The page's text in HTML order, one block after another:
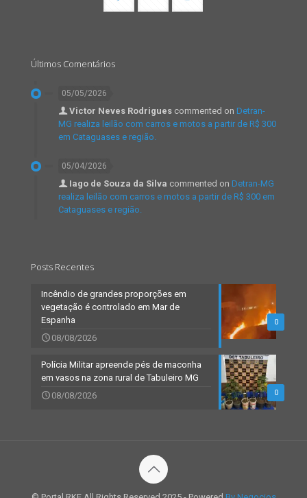
Últimos Comentários
05/05/2026
Victor Neves Rodrigues commented on Detran-
MG realiza leilão com carros e motos a partir de R$ 300
em Cataguases e região.
05/04/2026
Iago de Souza da Silva commented on Detran-MG
realiza leilão com carros e motos a partir de R$ 300 em
Cataguases e região.
Posts Recentes
0
Incêndio de grandes proporções em
vegetação é controlado em Mar de
Espanha
08/08/2026
0
Polícia Militar apreende pés de maconha
em vasos na zona rural de Tabuleiro MG
08/08/2026